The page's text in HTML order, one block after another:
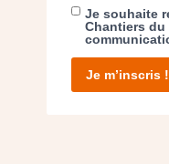
DON
D’AGIR
Je souhaite
Chantiers du
Je m’inscris !